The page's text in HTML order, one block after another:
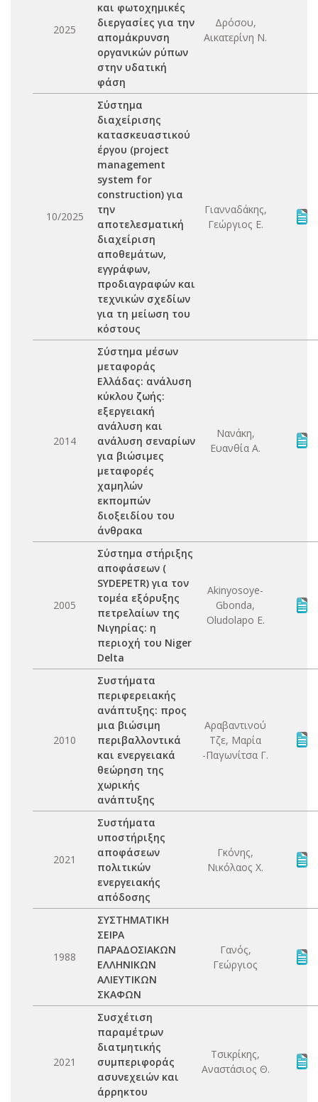
2025
και φωτοχημικές
διεργασίες για την
απομάκρυνση
οργανικών ρύπων
στην υδατική
φάση
Δρόσου,
Αικατερίνη Ν.
10/2025
Σύστημα
διαχείρισης
κατασκευαστικού
έργου (project
management
system for
construction) για
την
αποτελεσματική
διαχείριση
αποθεμάτων,
εγγράφων,
προδιαγραφών και
τεχνικών σχεδίων
για τη μείωση του
κόστους
Γιανναδάκης,
Γεώργιος Ε.
2014
Σύστημα μέσων
μεταφοράς
Ελλάδας: ανάλυση
κύκλου ζωής:
εξεργειακή
ανάλυση και
ανάλυση σεναρίων
για βιώσιμες
μεταφορές
χαμηλών
εκπομπών
διοξειδίου του
άνθρακα
Νανάκη,
Ευανθία Α.
2005
Σύστημα στήριξης
αποφάσεων (
SYDEPETR) για τον
τομέα εξόρυξης
πετρελαίων της
Νιγηρίας: η
περιοχή του Niger
Delta
Akinyosoye-
Gbonda,
Oludolapo E.
2010
Συστήματα
περιφερειακής
ανάπτυξης: προς
μια βιώσιμη
περιβαλλοντικά
και ενεργειακά
θεώρηση της
χωρικής
ανάπτυξης
Αραβαντινού
Τζε, Μαρία
-Παγωνίτσα Γ.
2021
Συστήματα
υποστήριξης
αποφάσεων
πολιτικών
ενεργειακής
απόδοσης
Γκόνης,
Νικόλαος Χ.
1988
ΣΥΣΤΗΜΑΤΙΚΗ
ΣΕΙΡΑ
ΠΑΡΑΔΟΣΙΑΚΩΝ
ΕΛΛΗΝΙΚΩΝ
ΑΛΙΕΥΤΙΚΩΝ
ΣΚΑΦΩΝ
Γανός,
Γεώργιος
2021
Συσχέτιση
παραμέτρων
διατμητικής
συμπεριφοράς
ασυνεχειών και
άρρηκτου
Τσικρίκης,
Αναστάσιος Θ.